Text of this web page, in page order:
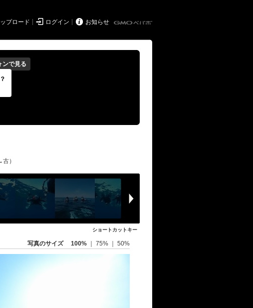
プロード  ログイン  お知らせ
ンで見る
）
ショートカットキー
写真のサイズ 100% 75% 50%